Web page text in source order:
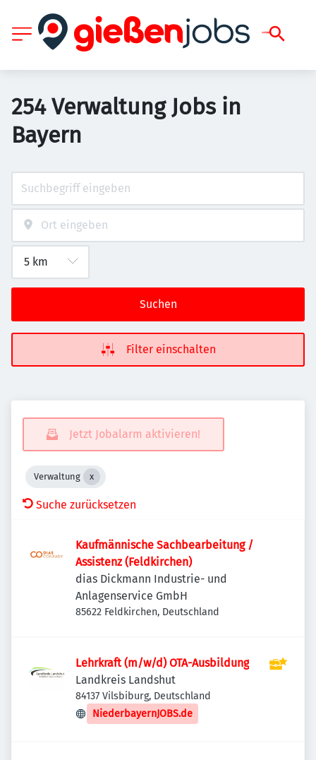
254 Verwaltung Jobs in
Bayern
Suchen
Filter einschalten
Jetzt Jobalarm aktivieren!
Verwaltung
Suche zurücksetzen
Kaufmännische Sachbearbeitung /
Assistenz (Feldkirchen)
dias Dickmann Industrie- und
Anlagenservice GmbH
85622 Feldkirchen, Deutschland
Lehrkraft (m/w/d) OTA-Ausbildung
Landkreis Landshut
84137 Vilsbiburg, Deutschland
NiederbayernJOBS.de